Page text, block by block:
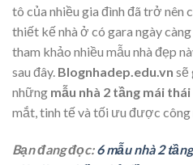
tô của nhiều gia đình đã trở nên
thiết kế nhà ở có gara ngày
tham khảo nhiều mẫu nhà đẹp
sau đây. Blognhadep.edu.vn sẽ
những mẫu nhà 2 tầng mái
mắt, tinh tế và tối ưu được công
Bạn đang đọc:6 mẫu nhà 2